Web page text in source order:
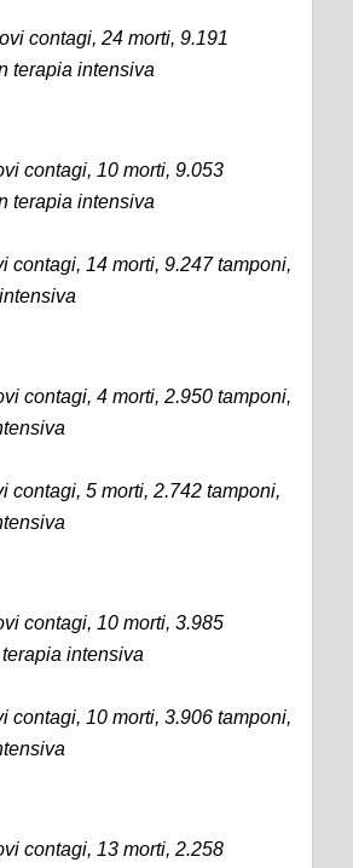
contagi, 24 morti, 9.191
terapia intensiva
contagi, 10 morti, 9.053
terapia intensiva
contagi, 14 morti, 9.247 tamponi,
contagi, 4 morti, 2.950 tamponi,
contagi, 5 morti, 2.742 tamponi,
contagi, 10 morti, 3.985
intensiva
contagi, 10 morti, 3.906 tamponi,
contagi, 13 morti, 2.258